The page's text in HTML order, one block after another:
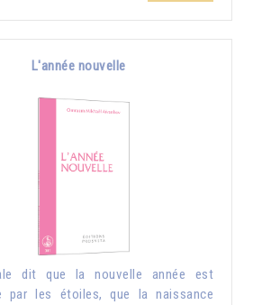
L'année nouvelle
dit que la nouvelle année est
par les étoiles, que la naissance